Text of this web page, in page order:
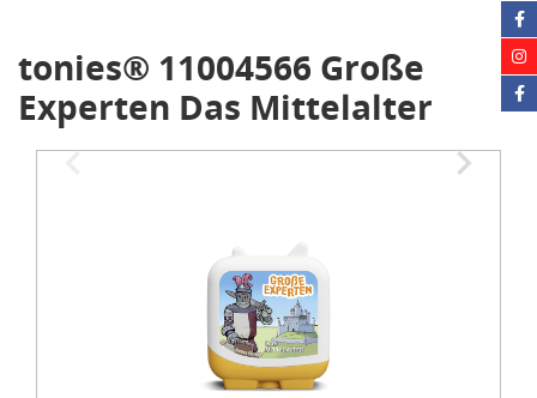
tonies® 11004566 Große
Experten Das Mittelalter